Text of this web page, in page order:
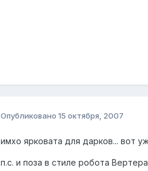
Опубликовано 15 октября, 2007
имхо ярковата для дарков... вот
п.с. и поза в стиле робота